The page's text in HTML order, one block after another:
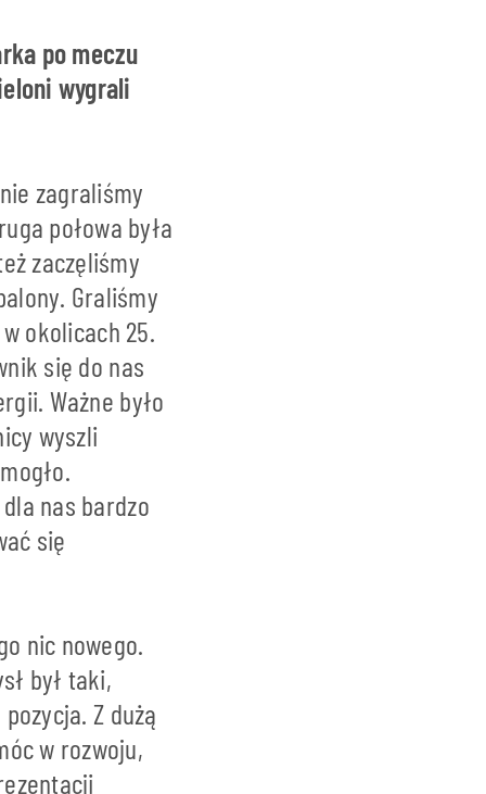
po meczu
wygrali
zagraliśmy
połowa była
zaczęliśmy
Graliśmy
okolicach 25.
się do nas
Ważne było
wyszli
nas bardzo
się
nic nowego.
był taki,
Z dużą
w rozwoju,